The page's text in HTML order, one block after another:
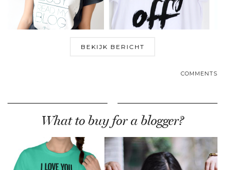
BEKIJK BERICHT
COMMENTS
What to buy for a blogger?